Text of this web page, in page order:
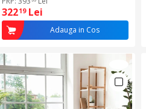
32219 Lei
Adauga in Cos